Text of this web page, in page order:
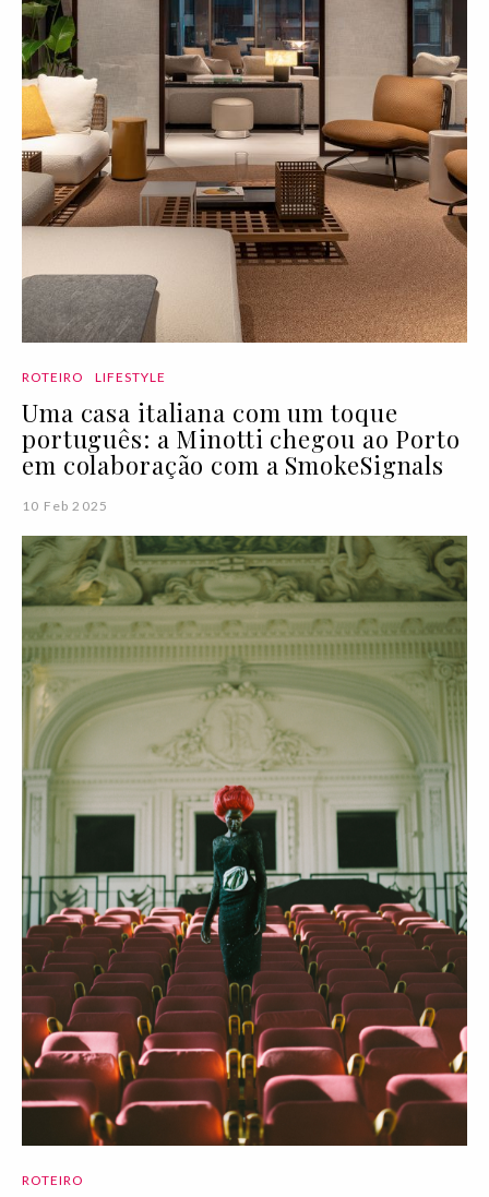
ROTEIRO LIFESTYLE
Uma casa italiana com um toque
português: a Minotti chegou ao Porto
em colaboração com a SmokeSignals
10 Feb 2025
ROTEIRO